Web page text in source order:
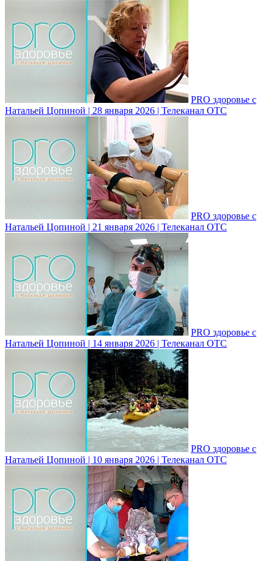
PRO здоровье с
Натальей Цопиной | 28 января 2026 | Телеканал ОТС
PRO здоровье с
Натальей Цопиной | 21 января 2026 | Телеканал ОТС
PRO здоровье с
Натальей Цопиной | 14 января 2026 | Телеканал ОТС
PRO здоровье с
Натальей Цопиной | 10 января 2026 | Телеканал ОТС